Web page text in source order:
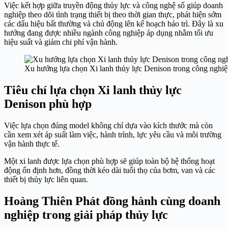
Việc kết hợp giữa truyền động thủy lực và công nghệ số giúp doanh
nghiệp theo dõi tình trạng thiết bị theo thời gian thực, phát hiện sớm
các dấu hiệu bất thường và chủ động lên kế hoạch bảo trì. Đây là xu
hướng đang được nhiều ngành công nghiệp áp dụng nhằm tối ưu
hiệu suất và giảm chi phí vận hành.
Xu hướng lựa chọn Xi lanh thủy lực Denison trong công
Tiêu chí lựa chọn Xi lanh thủy lực
Denison phù hợp
Việc lựa chọn đúng model không chỉ dựa vào kích thước mà còn
cần xem xét áp suất làm việc, hành trình, lực yêu cầu và môi trường
vận hành thực tế.
Một xi lanh được lựa chọn phù hợp sẽ giúp toàn bộ hệ thống hoạt
động ổn định hơn, đồng thời kéo dài tuổi thọ của bơm, van và các
thiết bị thủy lực liên quan.
Hoàng Thiên Phát đồng hành cùng doanh
nghiệp trong giải pháp thủy lực